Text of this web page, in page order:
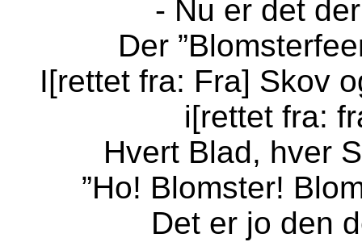
- Nu er det
Der
I[rettet fra: Fra] Skov
i[rettet fra:
Hvert Blad, hver
”Ho! Blomster!
Det er jo den